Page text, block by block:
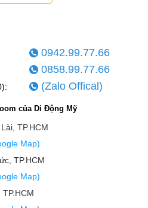
sở hữu 8.5 tỷ bóng bán dẫn thì trên
tốt hơn. Điều này cho thấy
những thiết bị mạnh nhất hiện
mang đến hiệu suất nhanh hơn
tôt nhu cầu lưu trữ mà còn hỗ trợ
0942.99.77.66
0858.99.77.66
(Zalo Offical)
của Di Động Mỹ
TP.HCM
Map)
TP.HCM
Map)